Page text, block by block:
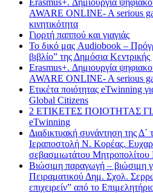
AWARE ONLINE- A serious
κινητικότητα
Γιορτή παππού και γιαγιάς
Το δικό μας Audiobook –
βιβλίο” της Δημόσια
Erasmus+. Δημιουργία
AWARE ONLINE- A serious
Ετικέτα ποιότητας eTwinning
Global Citizens
2 ΕΤΙΚΕΤΕΣ ΠΟΙΟΤΗΤΑΣ
eTwinning
Διαδικτυακή συνάντηση της
Ιεραποστολή Ν. Κορέας.
σεβασμιωτάτου Μητροπολίτου
Βιώσιμη παραγωγή – βιώσιμη
Πειραματικού Δημ. Σχολ.
επιχειρείν” από το